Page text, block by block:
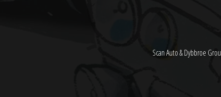
Scan Auto & Dybbroe